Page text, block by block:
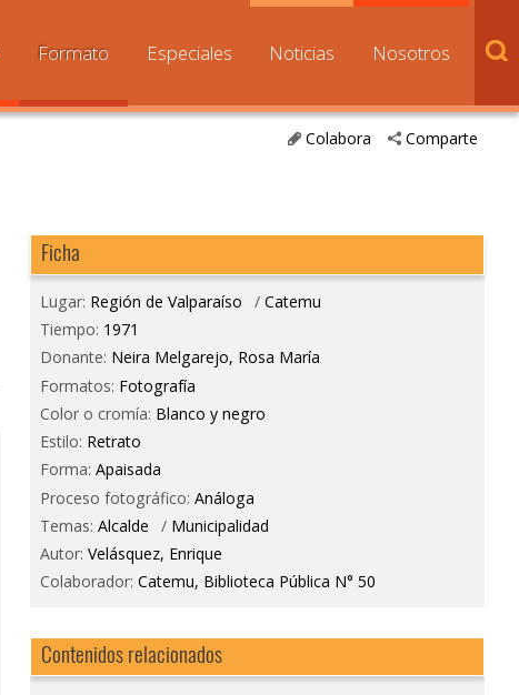
Formato Especiales Noticias Nosotros
Comparte
Colabora
Ficha
Lugar: Región de Valparaíso / Catemu
Tiempo: 1971
Donante: Neira Melgarejo, Rosa María
Formatos: Fotografía
Color o cromía: Blanco y negro
Estilo: Retrato
Forma: Apaisada
Proceso fotográfico: Análoga
Temas: Alcalde / Municipalidad
Autor: Velásquez, Enrique
Colaborador: Catemu, Biblioteca Pública N° 50
Contenidos relacionados